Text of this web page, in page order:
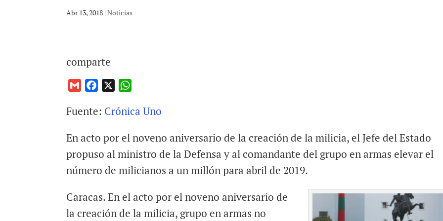
Abr 13, 2018 |Noticias
comparte
G
a
l
c
b
k
a
s
A
p
Fuente: Crónica Uno
En acto por el noveno aniversario de la creación de la milicia, el Jefe del Estado
propuso al ministro de la Defensa y al comandante del grupo en armas elevar el
número de milicianos a un millón para abril de 2019.
Caracas. En el acto por el noveno aniversario de
la creación de la milicia, grupo en armas no